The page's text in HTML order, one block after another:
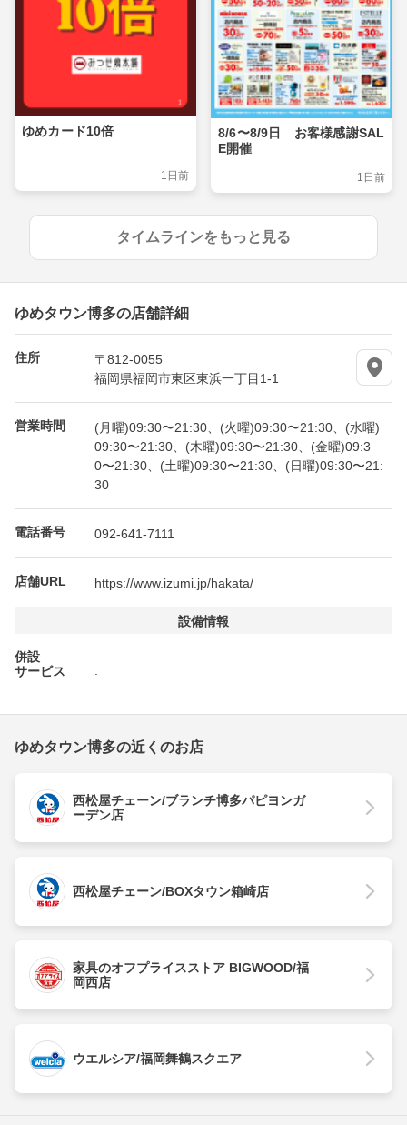
ゆめカード10倍
1日前
8/6〜8/9日 お客様感謝SAL
E開催
1日前
タイムラインをもっと見る
ゆめタウン博多の店舗詳細
住所
〒812-0055
福岡県福岡市東区東浜一丁目1-1
営業時間
(月曜)09:30〜21:30、(火曜)09:30〜21:30、(水曜)
09:30〜21:30、(木曜)09:30〜21:30、(金曜)09:3
0〜21:30、(土曜)09:30〜21:30、(日曜)09:30〜21:
30
電話番号 092-641-7111
店舗URL https://www.izumi.jp/hakata/
設備情報
併設
サービス
ゆめタウン博多の近くのお店
西松屋チェーン/ブランチ博多パピヨンガ
ーデン店
西松屋チェーン/BOXタウン箱崎店
家具のオフプライスストア BIGWOOD/福
岡西店
ウエルシア/福岡舞鶴スクエア